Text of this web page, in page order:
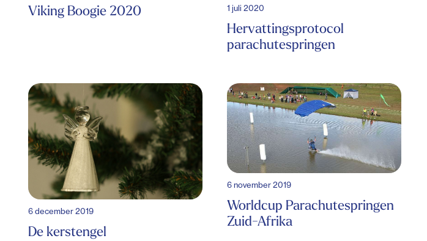
Viking Boogie 2020 1 juli 2020
Hervattingsprotocol
parachutespringen
6 december 2019
De kerstengel
6 november 2019
Worldcup Parachutespringen
Zuid-Afrika